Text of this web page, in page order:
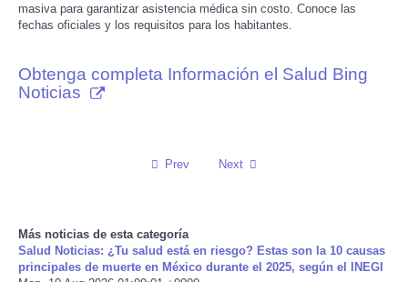
Pets
Politics
Social
masiva para garantizar asistencia médica sin costo. Conoce las
fechas oficiales y los requisitos para los habitantes.
Obtenga completa Información el Salud Bing
Noticias
Prev Next
Más noticias de esta categoría
Salud Noticias: ¿Tu salud está en riesgo? Estas son la 10 causas
principales de muerte en México durante el 2025, según el INEGI